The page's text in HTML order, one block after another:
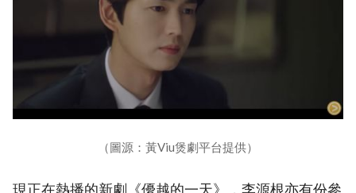
（圖源：黃Viu煲劇平台提供）
現正在熱播的新劇《優越的一天》，李源根亦有份參